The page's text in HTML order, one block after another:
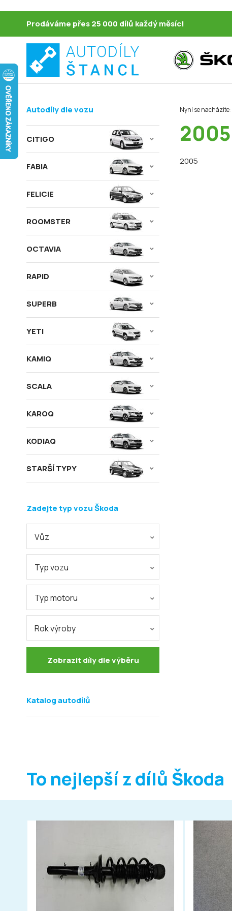
Prodáváme přes 25 000 dílů každý měsíc!
Nyní se nacházíte:
2005
2005
Autodíly dle vozu
CITIGO
FABIA
FELICIE
ROOMSTER
OCTAVIA
RAPID
SUPERB
YETI
KAMIQ
SCALA
KAROQ
KODIAQ
STARŠÍ TYPY
Zadejte typ vozu Škoda
Vůz
Typ vozu
Typ motoru
Rok výroby
Zobrazit díly dle výběru
Katalog autodílů
To nejlepší z dílů Škoda